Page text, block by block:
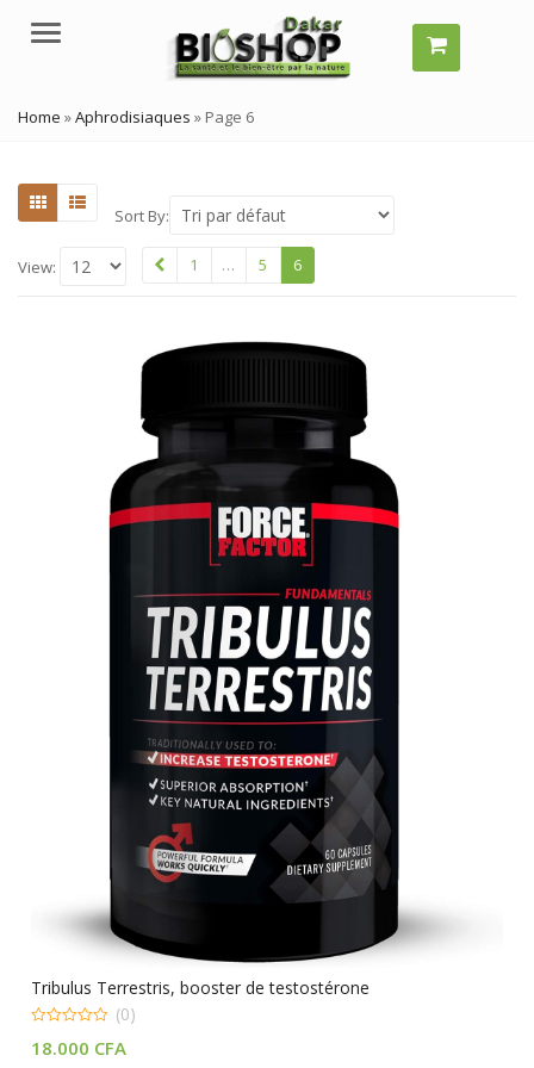
Menu
Home »Aphrodisiaques » Page 6
Sort By:
View: 1 … 5 6
Tribulus Terrestris, booster de testostérone
out
(0)
18.000 CFA